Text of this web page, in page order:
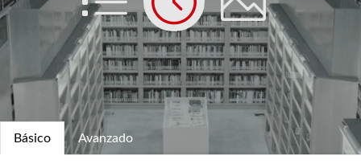
Básico Avanzado